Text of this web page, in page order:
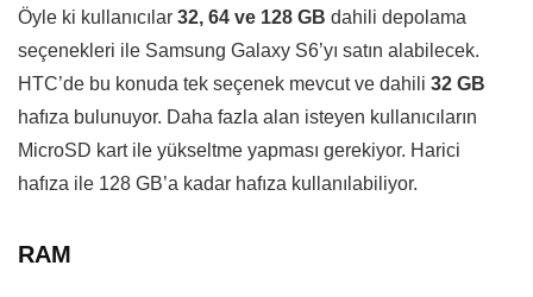
Öyle ki kullanıcılar 32, 64 ve 128 GB dahili depolama
seçenekleri ile Samsung Galaxy S6’yı satın alabilecek.
HTC’de bu konuda tek seçenek mevcut ve dahili 32 GB
hafıza bulunuyor. Daha fazla alan isteyen kullanıcıların
MicroSD kart ile yükseltme yapması gerekiyor. Harici
hafıza ile 128 GB’a kadar hafıza kullanılabiliyor.
RAM